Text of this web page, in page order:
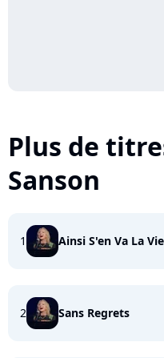
Plus de
Sanson
1 Ainsi S'en Va La Vie
2 Sans Regrets